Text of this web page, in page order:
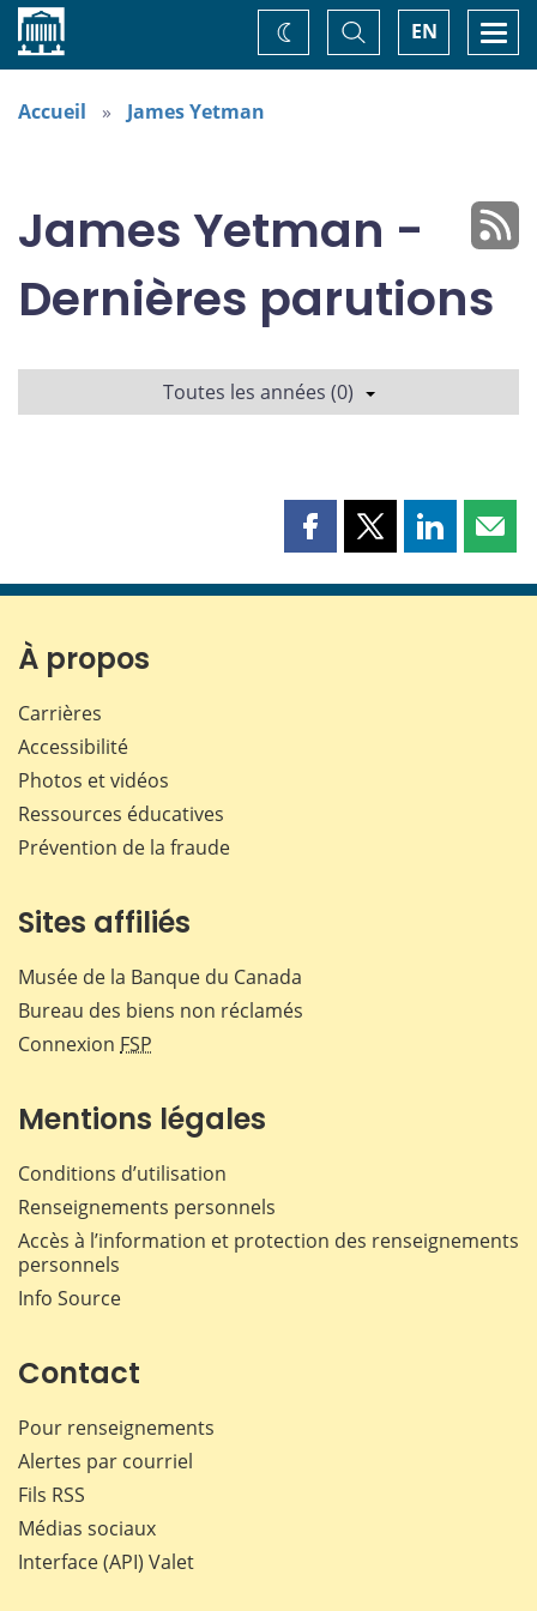
Accueil EN
Basculer
la
recherche
Changez
de
Accueil James Yetman
James Yetman -
Dernières parutions
Toutes les années (0)
Partager
page
Partager
page
Partager
page page
À propos
Carrières
Accessibilité
Photos et vidéos
Ressources éducatives
Prévention de la fraude
Sites affiliés
Musée de la Banque du Canada
Bureau des biens non réclamés
Connexion FSP
Mentions légales
Conditions d’utilisation
Renseignements personnels
Accès à l’information et protection des renseignements
personnels
Info Source
Contact
Pour renseignements
Alertes par courriel
Fils RSS
Médias sociaux
Interface (API) Valet